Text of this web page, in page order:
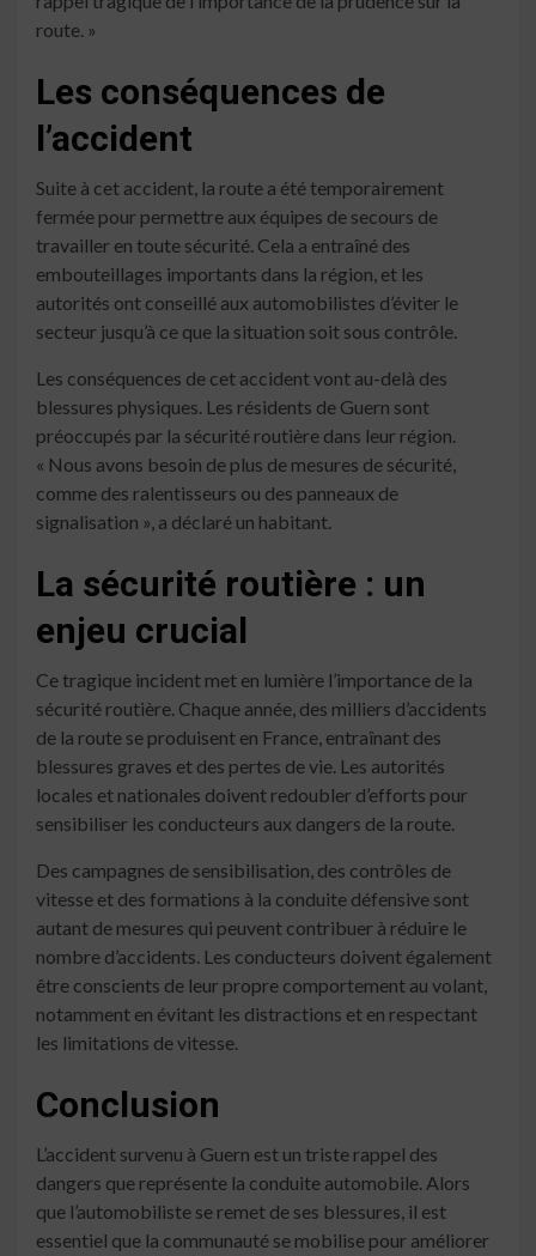
route. »
Les conséquences de
l’accident
Suite à cet accident, la route a été temporairement
fermée pour permettre aux équipes de secours de
travailler en toute sécurité. Cela a entraîné des
embouteillages importants dans la région, et les
autorités ont conseillé aux automobilistes d’éviter le
secteur jusqu’à ce que la situation soit sous contrôle.
Les conséquences de cet accident vont au-delà des
blessures physiques. Les résidents de Guern sont
préoccupés par la sécurité routière dans leur région.
« Nous avons besoin de plus de mesures de sécurité,
comme des ralentisseurs ou des panneaux de
signalisation », a déclaré un habitant.
La sécurité routière : un
enjeu crucial
Ce tragique incident met en lumière l’importance de la
sécurité routière. Chaque année, des milliers d’accidents
de la route se produisent en France, entraînant des
blessures graves et des pertes de vie. Les autorités
locales et nationales doivent redoubler d’efforts pour
sensibiliser les conducteurs aux dangers de la route.
Des campagnes de sensibilisation, des contrôles de
vitesse et des formations à la conduite défensive sont
autant de mesures qui peuvent contribuer à réduire le
nombre d’accidents. Les conducteurs doivent également
être conscients de leur propre comportement au volant,
notamment en évitant les distractions et en respectant
les limitations de vitesse.
Conclusion
L’accident survenu à Guern est un triste rappel des
dangers que représente la conduite automobile. Alors
que l’automobiliste se remet de ses blessures, il est
essentiel que la communauté se mobilise pour améliorer